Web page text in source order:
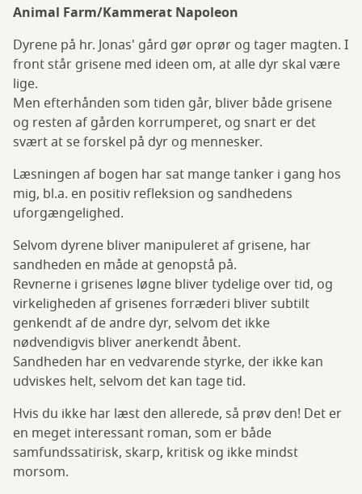
Animal Farm/Kammerat Napoleon
Dyrene på hr. Jonas' gård gør oprør og tager magten. I
front står grisene med ideen om, at alle dyr skal være
lige.
Men efterhånden som tiden går, bliver både grisene
og resten af gården korrumperet, og snart er det
svært at se forskel på dyr og mennesker.
Læsningen af bogen har sat mange tanker i gang hos
mig, bl.a. en positiv refleksion og sandhedens
uforgængelighed.
Selvom dyrene bliver manipuleret af grisene, har
sandheden en måde at genopstå på.
Revnerne i grisenes løgne bliver tydelige over tid, og
virkeligheden af grisenes forræderi bliver subtilt
genkendt af de andre dyr, selvom det ikke
nødvendigvis bliver anerkendt åbent.
Sandheden har en vedvarende styrke, der ikke kan
udviskes helt, selvom det kan tage tid.
Hvis du ikke har læst den allerede, så prøv den! Det er
en meget interessant roman, som er både
samfundssatirisk, skarp, kritisk og ikke mindst
morsom.